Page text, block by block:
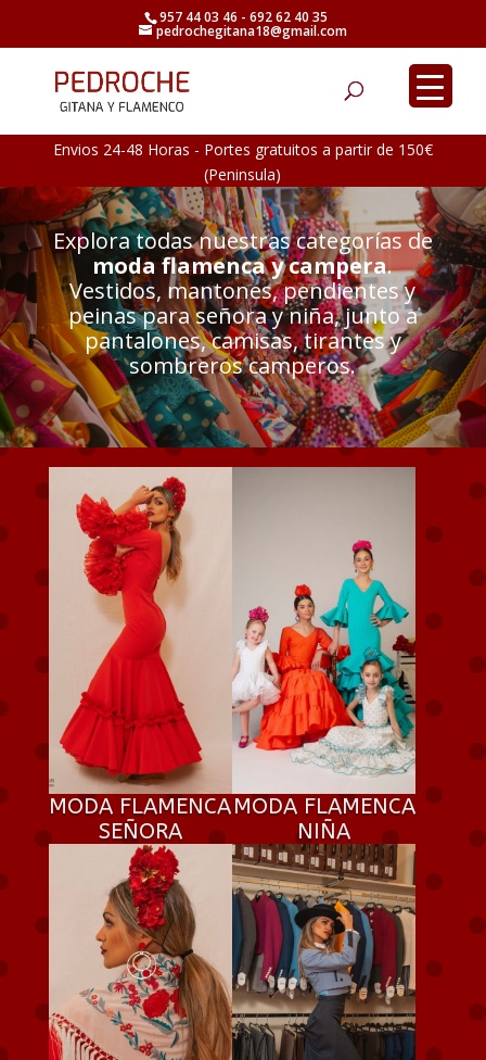
957 44 03 46 - 692 62 40 35
pedrochegitana18@gmail.com
Envios 24-48 Horas - Portes gratuitos a partir de 150€
(Peninsula)
Explora todas nuestras categorías de
moda flamenca y campera.
Vestidos, mantones, pendientes y
peinas para señora y niña, junto a
pantalones, camisas, tirantes y
sombreros camperos.
MODA FLAMENCA
SEÑORA
MODA FLAMENCA
NIÑA